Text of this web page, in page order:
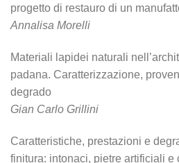
progetto di restauro di un
Annalisa Morelli
Materiali lapidei naturali
padana. Caratterizzazione,
degrado
Gian Carlo Grillini
Caratteristiche, prestazioni e
finitura: intonaci, pietre artificiali